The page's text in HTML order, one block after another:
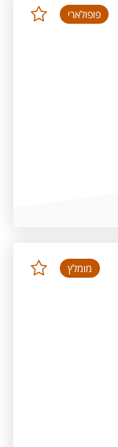
פופולארי
מומלץ